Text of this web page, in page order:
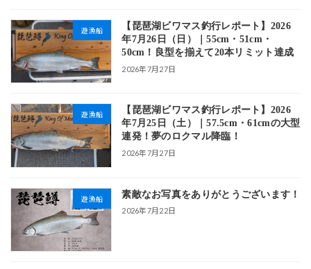
遊漁船
【琵琶湖ビワマス釣行レポート】2026
年7月26日（日）｜55cm・51cm・
50cm！良型を揃えて20本リミット達成
2026年7月27日
遊漁船
【琵琶湖ビワマス釣行レポート】2026
年7月25日（土）｜57.5cm・61cmの大型
連発！夢のロクマル降臨！
2026年7月27日
遊漁船 素敵なお写真をありがとうございます！
2026年7月22日